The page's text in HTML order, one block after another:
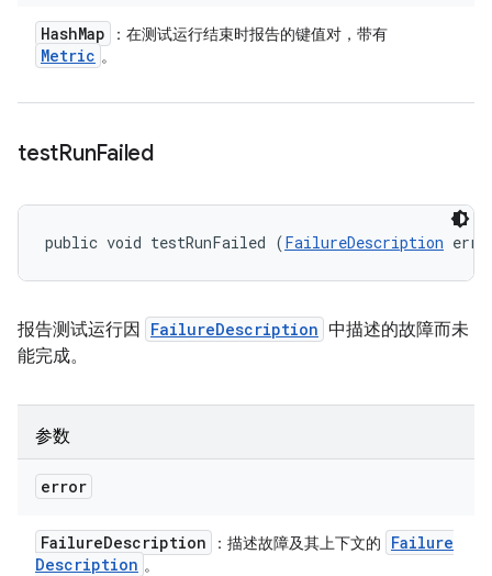
HashMap ：在测试运行结束时报告的键值对，带有
Metric 。
testRunFailed
public void testRunFailed (FailureDescription
报告测试运行因 FailureDescription 中描述的故障而未
能完成。
参数
error
FailureDescription ：描述故障及其上下文的
Failure
Description 。